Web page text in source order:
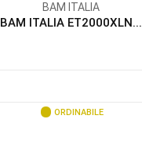
BAM ITALIA
BAM ITALIA ET2000XLN...
ORDINABILE